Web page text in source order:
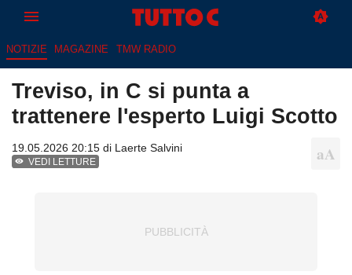
NOTIZIE MAGAZINE TMW RADIO
Treviso, in C si punta a
trattenere l'esperto Luigi Scotto
19.05.2026 20:15 di Laerte Salvini
VEDI LETTURE